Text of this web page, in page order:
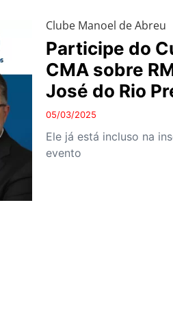
Clube Manoel de Abreu
Participe do
CMA sobre
José do Rio
05/03/2025
Ele já está incluso na
evento